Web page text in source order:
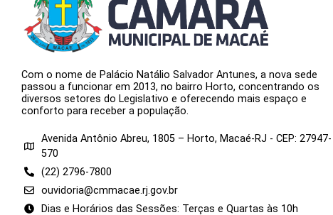
Com o nome de Palácio Natálio Salvador Antunes, a nova sede
passou a funcionar em 2013, no bairro Horto, concentrando os
diversos setores do Legislativo e oferecendo mais espaço e
conforto para receber a população.
Avenida Antônio Abreu, 1805 – Horto, Macaé-RJ - CEP: 27947-
570
(22) 2796-7800
ouvidoria@cmmacae.rj.gov.br
Dias e Horários das Sessões: Terças e Quartas às 10h